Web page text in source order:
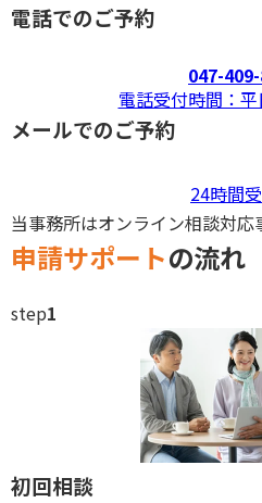
電話でのご予約
047-
電話受付時間：
メールでのご予約
24時間
当事務所はオンライン相談対応
申請サポートの流れ
step1
初回相談